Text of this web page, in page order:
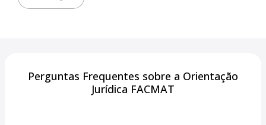
Perguntas Frequentes sobre a Orientação
Jurídica FACMAT